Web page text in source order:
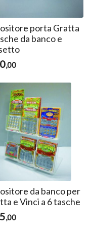
porta Gratta
da banco e
,00
da banco per
e Vinci a 6 tasche
,00